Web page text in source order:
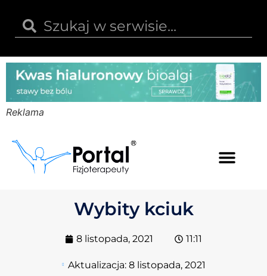
Reklama
Wybity kciuk
8 listopada, 2021 11:11
Aktualizacja: 8 listopada, 2021